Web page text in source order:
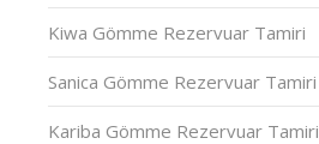
Kiwa Gömme Rezervuar Tamiri
Sanica Gömme Rezervuar Tamiri
Kariba Gömme Rezervuar Tamiri